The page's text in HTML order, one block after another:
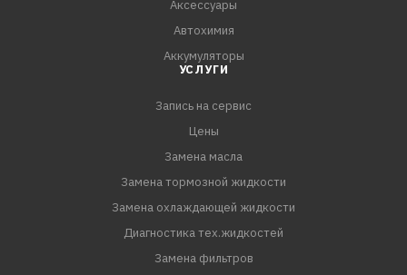
Аксессуары
Автохимия
Аккумуляторы
УСЛУГИ
Запись на сервис
Цены
Замена масла
Замена тормозной жидкости
Замена охлаждающей жидкости
Диагностика тех.жидкостей
Замена фильтров